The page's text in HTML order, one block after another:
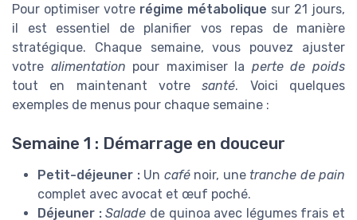
Pour optimiser votre régime métabolique sur 21 jours,
il est essentiel de planifier vos repas de manière
stratégique. Chaque semaine, vous pouvez ajuster
votre alimentation pour maximiser la perte de poids
tout en maintenant votresanté. Voici quelques
exemples de menus pour chaque semaine :
Semaine 1 : Démarrage en douceur
Petit-déjeuner :Un cafénoir, une tranche de pain
complet avec avocat et œuf poché.
Déjeuner : Salade de quinoa avec légumes frais et